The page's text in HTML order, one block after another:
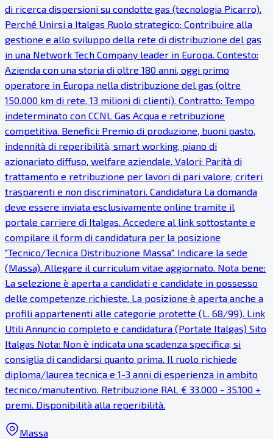
di ricerca dispersioni su condotte gas (tecnologia Picarro).
Perché Unirsi a Italgas Ruolo strategico: Contribuire alla
gestione e allo sviluppo della rete di distribuzione del gas
in una Network Tech Company leader in Europa. Contesto:
Azienda con una storia di oltre 180 anni, oggi primo
operatore in Europa nella distribuzione del gas (oltre
150.000 km di rete, 13 milioni di clienti). Contratto: Tempo
indeterminato con CCNL Gas Acqua e retribuzione
competitiva. Benefici: Premio di produzione, buoni pasto,
indennità di reperibilità, smart working, piano di
azionariato diffuso, welfare aziendale. Valori: Parità di
trattamento e retribuzione per lavori di pari valore, criteri
trasparenti e non discriminatori. Candidatura La domanda
deve essere inviata esclusivamente online tramite il
portale carriere di Italgas. Accedere al link sottostante e
compilare il form di candidatura per la posizione
"Tecnico/Tecnica Distribuzione Massa". Indicare la sede
(Massa). Allegare il curriculum vitae aggiornato. Nota bene:
La selezione è aperta a candidati e candidate in possesso
delle competenze richieste. La posizione è aperta anche a
profili appartenenti alle categorie protette (L. 68/99). Link
Utili Annuncio completo e candidatura (Portale Italgas) Sito
Italgas Nota: Non è indicata una scadenza specifica; si
consiglia di candidarsi quanto prima. Il ruolo richiede
diploma/laurea tecnica e 1-3 anni di esperienza in ambito
tecnico/manutentivo. Retribuzione RAL € 33.000 - 35.100 +
premi. Disponibilità alla reperibilità.
Massa